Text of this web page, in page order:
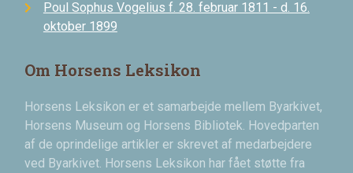
Poul Sophus Vogelius f. 28. februar 1811 - d. 16.
oktober 1899
Om Horsens Leksikon
Horsens Leksikon er et samarbejde mellem Byarkivet,
Horsens Museum og Horsens Bibliotek. Hovedparten
af de oprindelige artikler er skrevet af medarbejdere
ved Byarkivet. Horsens Leksikon har fået støtte fra